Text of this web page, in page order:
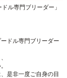
ル専門ブリーダー」
ドル専門ブリーダー
是非一度ご自身の目